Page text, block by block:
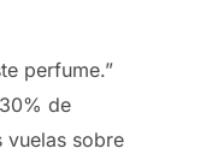
perfume.”
de
vuelas sobre